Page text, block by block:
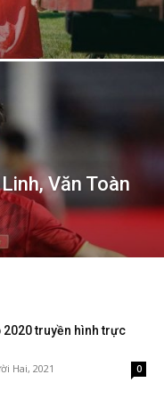
Văn Toàn
2020 truyền hình trực
Hai, 2021 0